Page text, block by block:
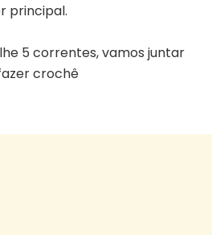
principal.
5 correntes, vamos juntar
crochê